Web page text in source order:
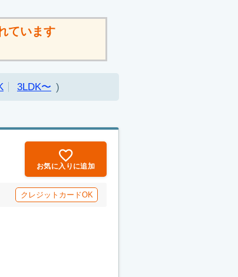
ています
3LDK〜
お気に入りに追加
クレジットカードOK